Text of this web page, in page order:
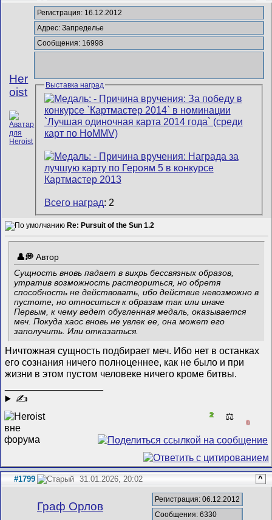
Her
oist
Регистрация: 16.12.2012
Адрес: Запределье
Сообщения: 16998
Выставка наград
Всего наград: 2
Re: Pursuit of the Sun 1.2
Автор
Сущность вновь падает в вихрь бессвязных образов,
утратив возможность раствориться, но обретя
способность не действовать, ибо действие невозможно в
пустоте, но относиться к образам так или иначе
Первым, к чему ведет обугленная медаль, оказывается
меч. Покуда хаос вновь не увлек ее, она может его
заполучить. Или отказаться.
Ничтожная сущность подбирает меч. Ибо нет в останках
его сознания ничего полноценнее, как не было и при
жизни в этом пустом человеке ничего кроме битвы.
✍
2 ⚖️
0
#1799 31.01.2026, 20:02 ^
Граф Орлов
Регистрация: 06.12.2012
Сообщения: 6330